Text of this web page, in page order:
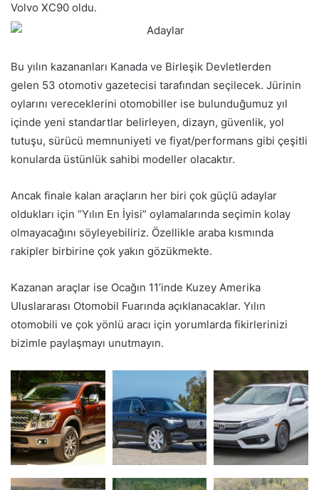
Volvo XC90 oldu.
Bu yılın kazananları Kanada ve Birleşik Devletlerden
gelen 53 otomotiv gazetecisi tarafından seçilecek. Jürinin
oylarını vereceklerini otomobiller ise bulunduğumuz yıl
içinde yeni standartlar belirleyen, dizayn, güvenlik, yol
tutuşu, sürücü memnuniyeti ve fiyat/performans gibi çeşitli
konularda üstünlük sahibi modeller olacaktır.
Ancak finale kalan araçların her biri çok güçlü adaylar
oldukları için “Yılın En İyisi” oylamalarında seçimin kolay
olmayacağını söyleyebiliriz. Özellikle araba kısmında
rakipler birbirine çok yakın gözükmekte.
Kazanan araçlar ise Ocağın 11’inde Kuzey Amerika
Uluslararası Otomobil Fuarında açıklanacaklar. Yılın
otomobili ve çok yönlü aracı için yorumlarda fikirlerinizi
bizimle paylaşmayı unutmayın.